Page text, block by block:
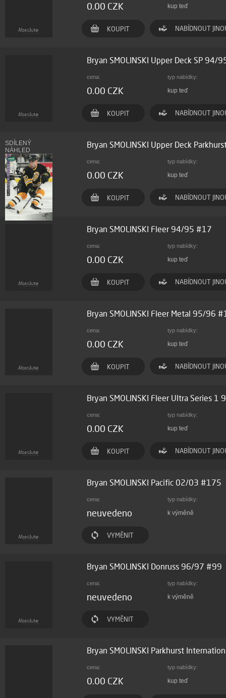
0.00 CZK kup teď
KOUPIT NABÍDNOUT
Bryan SMOLINSKI Upper Deck SP 94/
cena: typ nabídky:
0.00 CZK kup teď
KOUPIT NABÍDNOUT
SDÍLENÝ
NÁHLED
Bryan SMOLINSKI Upper Deck
cena: typ nabídky:
0.00 CZK kup teď
KOUPIT NABÍDNOUT
Bryan SMOLINSKI Fleer 94/95 #17
cena: typ nabídky:
0.00 CZK kup teď
KOUPIT NABÍDNOUT
Bryan SMOLINSKI Fleer Metal 95/96
cena: typ nabídky:
0.00 CZK kup teď
KOUPIT NABÍDNOUT
Bryan SMOLINSKI Fleer Ultra Series
cena: typ nabídky:
0.00 CZK kup teď
KOUPIT NABÍDNOUT
Bryan SMOLINSKI Pacific 02/03 #175
cena: typ nabídky:
neuvedeno k výměně
VYMĚNIT
Bryan SMOLINSKI Donruss 96/97 #99
cena: typ nabídky:
neuvedeno k výměně
VYMĚNIT
Bryan SMOLINSKI Parkhurst
cena: typ nabídky:
0.00 CZK kup teď